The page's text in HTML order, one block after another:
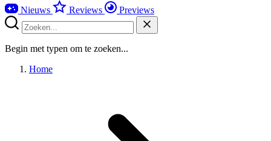
Nieuws
Reviews Previews
Begin met typen om te zoeken...
Home